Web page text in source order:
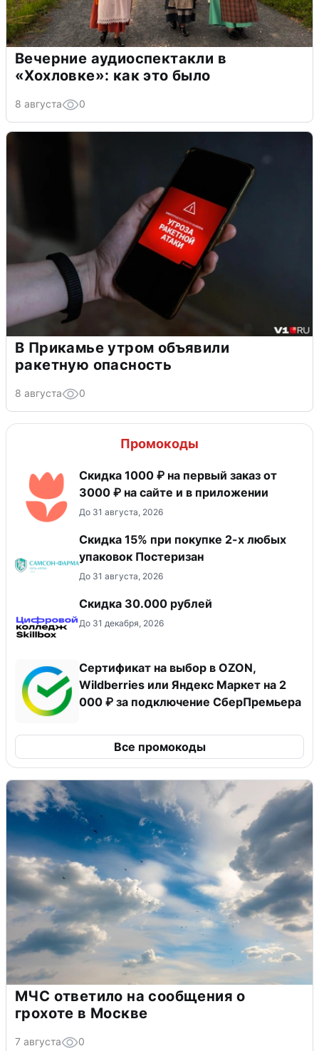
Вечерние аудиоспектакли в
«Хохловке»: как это было
8 августа 0
В Прикамье утром объявили
ракетную опасность
8 августа 0
Промокоды
Скидка 1000 ₽ на первый заказ от
3000 ₽ на сайте и в приложении
До 31 августа, 2026
Скидка 15% при покупке 2-х любых
упаковок Постеризан
До 31 августа, 2026
Скидка 30.000 рублей
До 31 декабря, 2026
Сертификат на выбор в OZON,
Wildberries или Яндекс Маркет на 2
000 ₽ за подключение СберПремьера
Все промокоды
МЧС ответило на сообщения о
грохоте в Москве
7 августа 0